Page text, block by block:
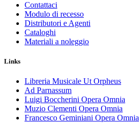
Contattaci
Modulo di recesso
Distributori e Agenti
Cataloghi
Materiali a noleggio
Links
Libreria Musicale Ut Orpheus
Ad Parnassum
Luigi Boccherini Opera Omnia
Muzio Clementi Opera Omnia
Francesco Geminiani Opera Omnia